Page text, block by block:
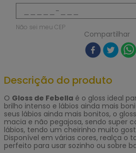
Não sei meu CEP
Compartilhar
Descrição do produto
O Gloss de Febella é o gloss ideal
brilho intenso e lábios ainda mais
seus lábios ainda mais bonitos, o
macia e não pegajosa, sendo super
lábios, tendo um cheirinho muito
Disponível em várias cores, realça o
perfeito para usar sozinho ou sobre